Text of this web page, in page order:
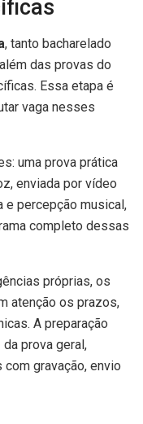
, tanto bacharelado
das provas do
Essa etapa é
vaga nesses
uma prova prática
enviada por vídeo
e percepção musical,
completo dessas
próprias, os
atenção os prazos,
A preparação
prova geral,
gravação, envio